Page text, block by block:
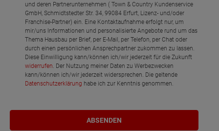
und deren Partnerunternehmen ( Town & Country Kundenservice
GmbH, Schmidtstedter Str. 34, 99084 Erfurt, Lizenz- und/oder
Franchise-Partner) ein. Eine Kontaktaufnahme erfolgt nur, um
mir/uns Informationen und personalisierte Angebote rund um das
Thema Hausbau per Brief, per E-Mail, per Telefon, per Chat oder
durch einen persönlichen Ansprechpartner zukommen zu lassen.
Diese Einwilligung kann/können ich/wir jederzeit für die Zukunft
widerrufen. Der Nutzung meiner Daten zu Werbezwecken
kann/können ich/wir jederzeit widersprechen. Die geltende
Datenschutzerklärung habe ich zur Kenntnis genommen.